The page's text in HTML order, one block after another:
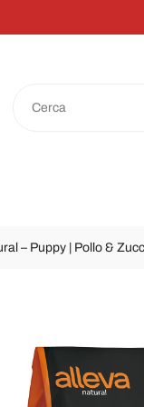
– Puppy | Pollo &